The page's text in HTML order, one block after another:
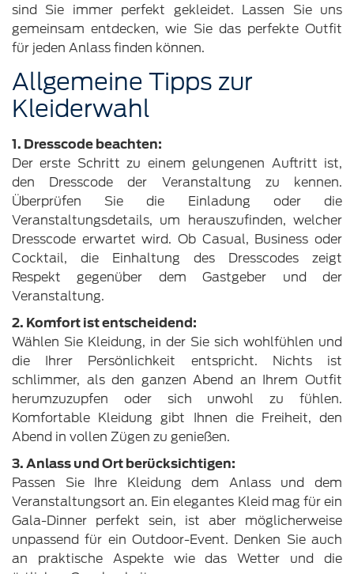
sind Sie immer perfekt gekleidet. Lassen Sie uns
gemeinsam entdecken, wie Sie das perfekte Outfit
für jeden Anlass finden können.
Allgemeine Tipps zur
Kleiderwahl
1. Dresscode beachten:
Der erste Schritt zu einem gelungenen Auftritt ist,
den Dresscode der Veranstaltung zu kennen.
Überprüfen Sie die Einladung oder die
Veranstaltungsdetails, um herauszufinden, welcher
Dresscode erwartet wird. Ob Casual, Business oder
Cocktail, die Einhaltung des Dresscodes zeigt
Respekt gegenüber dem Gastgeber und der
Veranstaltung.
2. Komfort ist entscheidend:
Wählen Sie Kleidung, in der Sie sich wohlfühlen und
die Ihrer Persönlichkeit entspricht. Nichts ist
schlimmer, als den ganzen Abend an Ihrem Outfit
herumzuzupfen oder sich unwohl zu fühlen.
Komfortable Kleidung gibt Ihnen die Freiheit, den
Abend in vollen Zügen zu genießen.
3. Anlass und Ort berücksichtigen:
Passen Sie Ihre Kleidung dem Anlass und dem
Veranstaltungsort an. Ein elegantes Kleid mag für ein
Gala-Dinner perfekt sein, ist aber möglicherweise
unpassend für ein Outdoor-Event. Denken Sie auch
an praktische Aspekte wie das Wetter und die